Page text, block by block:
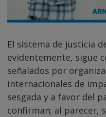
El sistema de justicia
evidentemente, sigue
señalados por
internacionales de
sesgada y a favor del
confirman; al parecer,